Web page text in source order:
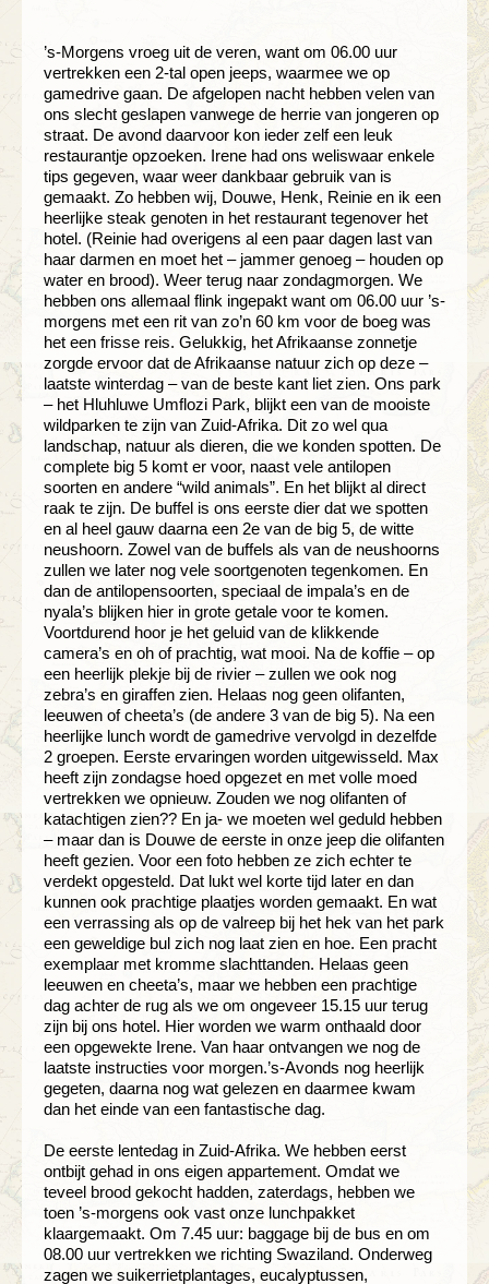
’s-Morgens vroeg uit de veren, want om 06.00 uur
vertrekken een 2-tal open jeeps, waarmee we op
gamedrive gaan. De afgelopen nacht hebben velen van
ons slecht geslapen vanwege de herrie van jongeren op
straat. De avond daarvoor kon ieder zelf een leuk
restaurantje opzoeken. Irene had ons weliswaar enkele
tips gegeven, waar weer dankbaar gebruik van is
gemaakt. Zo hebben wij, Douwe, Henk, Reinie en ik een
heerlijke steak genoten in het restaurant tegenover het
hotel. (Reinie had overigens al een paar dagen last van
haar darmen en moet het – jammer genoeg – houden op
water en brood). Weer terug naar zondagmorgen. We
hebben ons allemaal flink ingepakt want om 06.00 uur ’s-
morgens met een rit van zo’n 60 km voor de boeg was
het een frisse reis. Gelukkig, het Afrikaanse zonnetje
zorgde ervoor dat de Afrikaanse natuur zich op deze –
laatste winterdag – van de beste kant liet zien. Ons park
– het Hluhluwe Umflozi Park, blijkt een van de mooiste
wildparken te zijn van Zuid-Afrika. Dit zo wel qua
landschap, natuur als dieren, die we konden spotten. De
complete big 5 komt er voor, naast vele antilopen
soorten en andere “wild animals”. En het blijkt al direct
raak te zijn. De buffel is ons eerste dier dat we spotten
en al heel gauw daarna een 2e van de big 5, de witte
neushoorn. Zowel van de buffels als van de neushoorns
zullen we later nog vele soortgenoten tegenkomen. En
dan de antilopensoorten, speciaal de impala’s en de
nyala’s blijken hier in grote getale voor te komen.
Voortdurend hoor je het geluid van de klikkende
camera’s en oh of prachtig, wat mooi. Na de koffie – op
een heerlijk plekje bij de rivier – zullen we ook nog
zebra’s en giraffen zien. Helaas nog geen olifanten,
leeuwen of cheeta’s (de andere 3 van de big 5). Na een
heerlijke lunch wordt de gamedrive vervolgd in dezelfde
2 groepen. Eerste ervaringen worden uitgewisseld. Max
heeft zijn zondagse hoed opgezet en met volle moed
vertrekken we opnieuw. Zouden we nog olifanten of
katachtigen zien?? En ja- we moeten wel geduld hebben
– maar dan is Douwe de eerste in onze jeep die olifanten
heeft gezien. Voor een foto hebben ze zich echter te
verdekt opgesteld. Dat lukt wel korte tijd later en dan
kunnen ook prachtige plaatjes worden gemaakt. En wat
een verrassing als op de valreep bij het hek van het park
een geweldige bul zich nog laat zien en hoe. Een pracht
exemplaar met kromme slachttanden. Helaas geen
leeuwen en cheeta’s, maar we hebben een prachtige
dag achter de rug als we om ongeveer 15.15 uur terug
zijn bij ons hotel. Hier worden we warm onthaald door
een opgewekte Irene. Van haar ontvangen we nog de
laatste instructies voor morgen.’s-Avonds nog heerlijk
gegeten, daarna nog wat gelezen en daarmee kwam
dan het einde van een fantastische dag.
De eerste lentedag in Zuid-Afrika. We hebben eerst
ontbijt gehad in ons eigen appartement. Omdat we
teveel brood gekocht hadden, zaterdags, hebben we
toen ’s-morgens ook vast onze lunchpakket
klaargemaakt. Om 7.45 uur: baggage bij de bus en om
08.00 uur vertrekken we richting Swaziland. Onderweg
zagen we suikerrietplantages, eucalyptussen,